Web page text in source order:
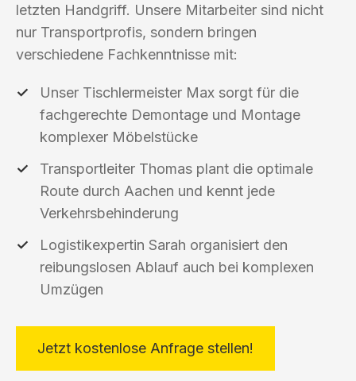
letzten Handgriff. Unsere Mitarbeiter sind nicht
nur Transportprofis, sondern bringen
verschiedene Fachkenntnisse mit:
Unser Tischlermeister Max sorgt für die
fachgerechte Demontage und Montage
komplexer Möbelstücke
Transportleiter Thomas plant die optimale
Route durch Aachen und kennt jede
Verkehrsbehinderung
Logistikexpertin Sarah organisiert den
reibungslosen Ablauf auch bei komplexen
Umzügen
Jetzt kostenlose Anfrage stellen!